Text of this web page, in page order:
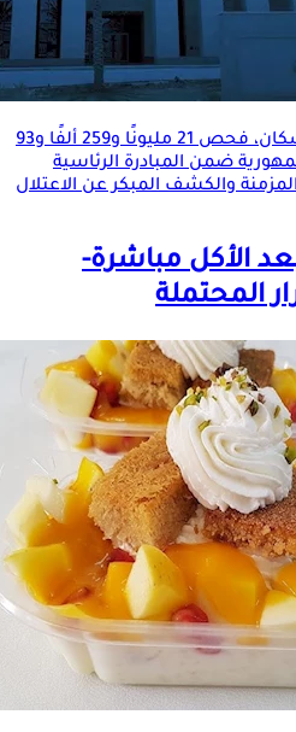
أعلنت وزارة الصحة والسكان، فحص 21 مليونًا و259 ألفًا و93
ضمن المبادرة الرئاسية
والكشف المبكر عن الاعتلال
الأكل مباشرة-
المحتملة